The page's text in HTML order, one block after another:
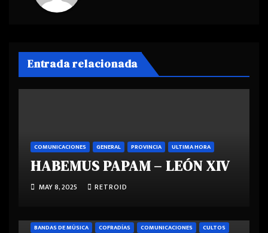
Entrada relacionada
COMUNICACIONES GENERAL PROVINCIA ULTIMA HORA
HABEMUS PAPAM – LEÓN XIV
MAY 8, 2025 RETROID
BANDAS DE MÚSICA COFRADÍAS COMUNICACIONES
CULTOS